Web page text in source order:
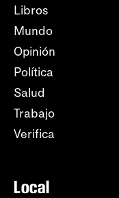
Libros
Mundo
Opinión
Política
Salud
Trabajo
Verifica
Local